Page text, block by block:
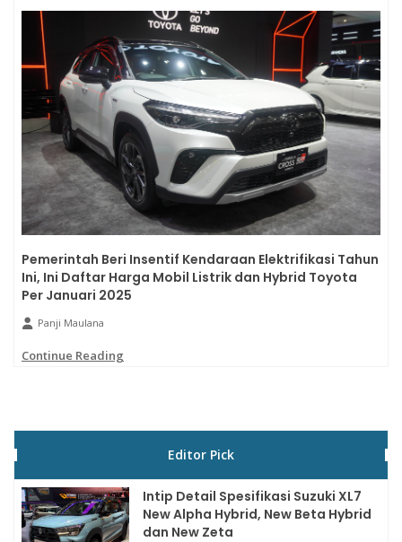
Pemerintah Beri Insentif Kendaraan Elektrifikasi Tahun
Ini, Ini Daftar Harga Mobil Listrik dan Hybrid Toyota
Per Januari 2025
Panji Maulana
Continue Reading
Editor Pick
Intip Detail Spesifikasi Suzuki XL7
New Alpha Hybrid, New Beta Hybrid
dan New Zeta